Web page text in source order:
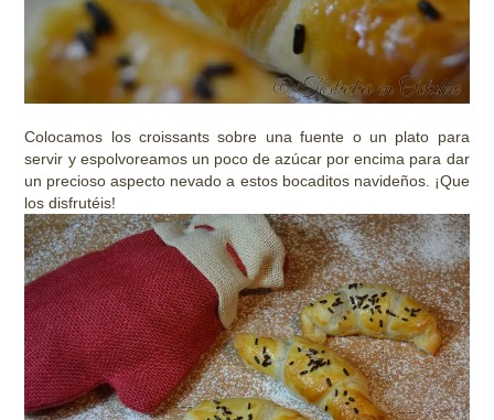
Colocamos los croissants sobre una fuente o un plato para
servir y espolvoreamos un poco de azúcar por encima para dar
un precioso aspecto nevado a estos bocaditos navideños. ¡Que
los disfrutéis!